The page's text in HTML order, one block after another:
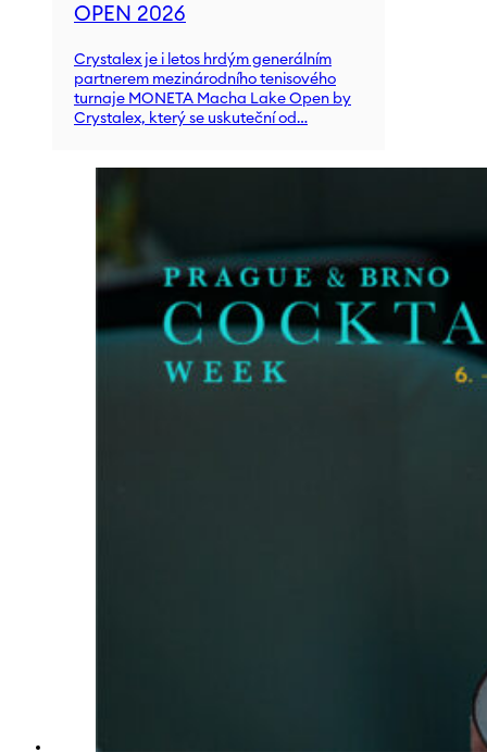
OPEN 2026
Crystalex je i letos hrdým generálním
partnerem mezinárodního tenisového
turnaje MONETA Macha Lake Open by
Crystalex, který se uskuteční od…